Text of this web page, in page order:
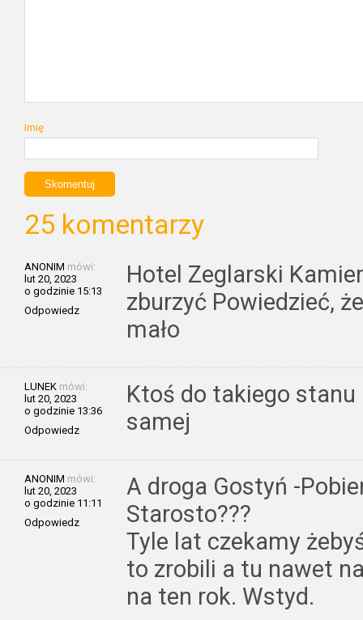
Imię
25 komentarzy
ANONIM mówi:
lut 20, 2023
o godzinie 15:13
Odpowiedz
Hotel Zeglarski
zburzyć Powiedzieć,
mało
LUNEK mówi:
lut 20, 2023
o godzinie 13:36
Odpowiedz
Ktoś do takiego stanu
samej
ANONIM mówi:
lut 20, 2023
o godzinie 11:11
Odpowiedz
A droga Gostyń -
Starosto???
Tyle lat czekamy
to zrobili a tu nawet
na ten rok. Wstyd.